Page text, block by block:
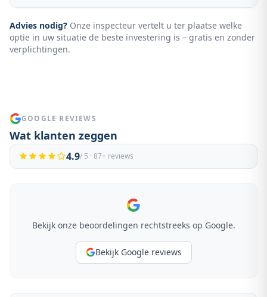
Advies nodig? Onze inspecteur vertelt u ter plaatse welke
optie in uw situatie de beste investering is – gratis en zonder
verplichtingen.
GOOGLE REVIEWS
Wat klanten zeggen
4.9/ 5 · 87+ reviews
Bekijk onze beoordelingen rechtstreeks op Google.
Bekijk Google reviews